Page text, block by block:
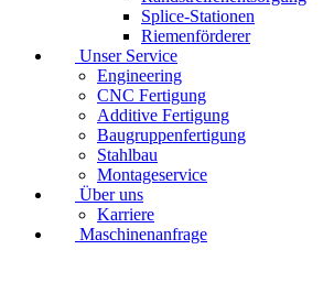
Splice-Stationen
Riemenförderer
Unser Service
Engineering
CNC Fertigung
Additive Fertigung
Baugruppenfertigung
Stahlbau
Montageservice
Über uns
Karriere
Maschinenanfrage